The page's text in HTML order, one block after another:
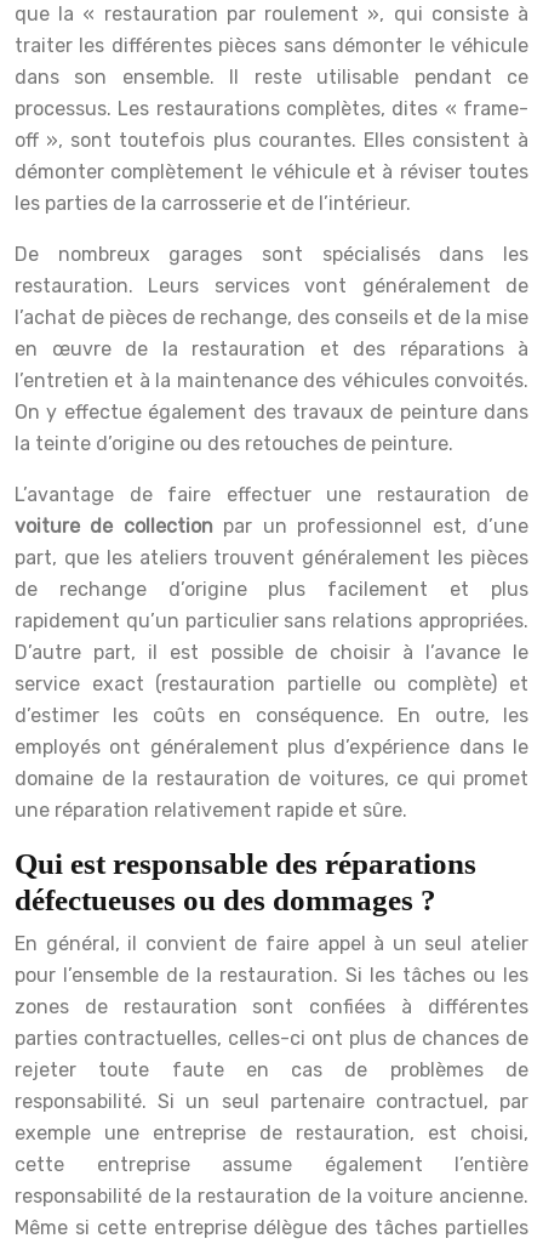
que la « restauration par roulement », qui consiste à
traiter les différentes pièces sans démonter le véhicule
dans son ensemble. Il reste utilisable pendant ce
processus. Les restaurations complètes, dites « frame-
off », sont toutefois plus courantes. Elles consistent à
démonter complètement le véhicule et à réviser toutes
les parties de la carrosserie et de l’intérieur.
De nombreux garages sont spécialisés dans les
restauration. Leurs services vont généralement de
l’achat de pièces de rechange, des conseils et de la mise
en œuvre de la restauration et des réparations à
l’entretien et à la maintenance des véhicules convoités.
On y effectue également des travaux de peinture dans
la teinte d’origine ou des retouches de peinture.
L’avantage de faire effectuer une restauration de
voiture de collectionpar un professionnel est, d’une
part, que les ateliers trouvent généralement les pièces
de rechange d’origine plus facilement et plus
rapidement qu’un particulier sans relations appropriées.
D’autre part, il est possible de choisir à l’avance le
service exact (restauration partielle ou complète) et
d’estimer les coûts en conséquence. En outre, les
employés ont généralement plus d’expérience dans le
domaine de la restauration de voitures, ce qui promet
une réparation relativement rapide et sûre.
Qui est responsable des réparations
défectueuses ou des dommages ?
En général, il convient de faire appel à un seul atelier
pour l’ensemble de la restauration. Si les tâches ou les
zones de restauration sont confiées à différentes
parties contractuelles, celles-ci ont plus de chances de
rejeter toute faute en cas de problèmes de
responsabilité. Si un seul partenaire contractuel, par
exemple une entreprise de restauration, est choisi,
cette entreprise assume également l’entière
responsabilité de la restauration de la voiture ancienne.
Même si cette entreprise délègue des tâches partielles